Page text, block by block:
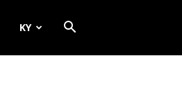
KY